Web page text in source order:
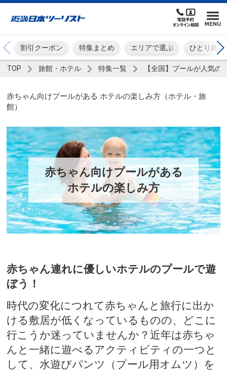
割引クーポン 特集まとめ エリアで選ぶ ひとり旅
TOP 旅館・ホテル 特集一覧 【全国】プールが人気の
赤ちゃん向けプールがある ホテルの楽しみ方（ホテル・旅
館）
赤ちゃん向けプールがある
ホテルの楽しみ方
赤ちゃん連れに優しいホテルのプールで遊
ぼう！
時代の変化につれて赤ちゃんと旅行に出か
ける敷居が低くなっているものの、どこに
行こうか迷っていませんか？近年は赤ちゃ
んと一緒に遊べるアクティビティの一つと
して、水遊びパンツ（プール用オムツ）を